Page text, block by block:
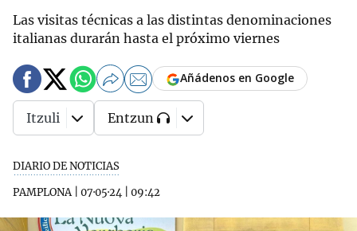
Las visitas técnicas a las distintas denominaciones
italianas durarán hasta el próximo viernes
DIARIO DE NOTICIAS
PAMPLONA| 07·05·24 09:42
Añádenos en Google
Itzuli Entzun